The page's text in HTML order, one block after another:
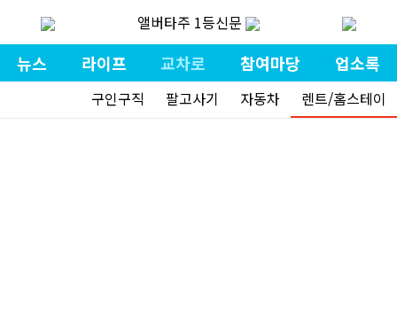
앨버타주 1등신문
뉴스 라이프 교차로 참여마당 업소록
구인구직 팔고사기 자동차 렌트/홈스테이